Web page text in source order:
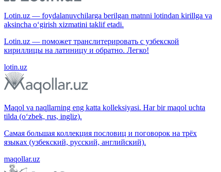
Lotin.uz — foydalanuvchilarga berilgan matnni lotindan kirillga va
aksincha o‘girish xizmatini taklif etadi.
Lotin.uz — поможет транслитерировать с узбекской
кириллицы на латиницу и обратно. Легко!
lotin.uz
Maqol va naqllarning eng katta kolleksiyasi. Har bir maqol uchta
tilda (o‘zbek, rus, ingliz).
Самая большая коллекция пословиц и поговорок на трёх
языках (узбекский, русский, английский).
maqollar.uz